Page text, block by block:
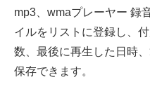
mp3、wmaプレーヤー 録
イルをリストに登録し、
数、最後に再生した日時
保存できます。